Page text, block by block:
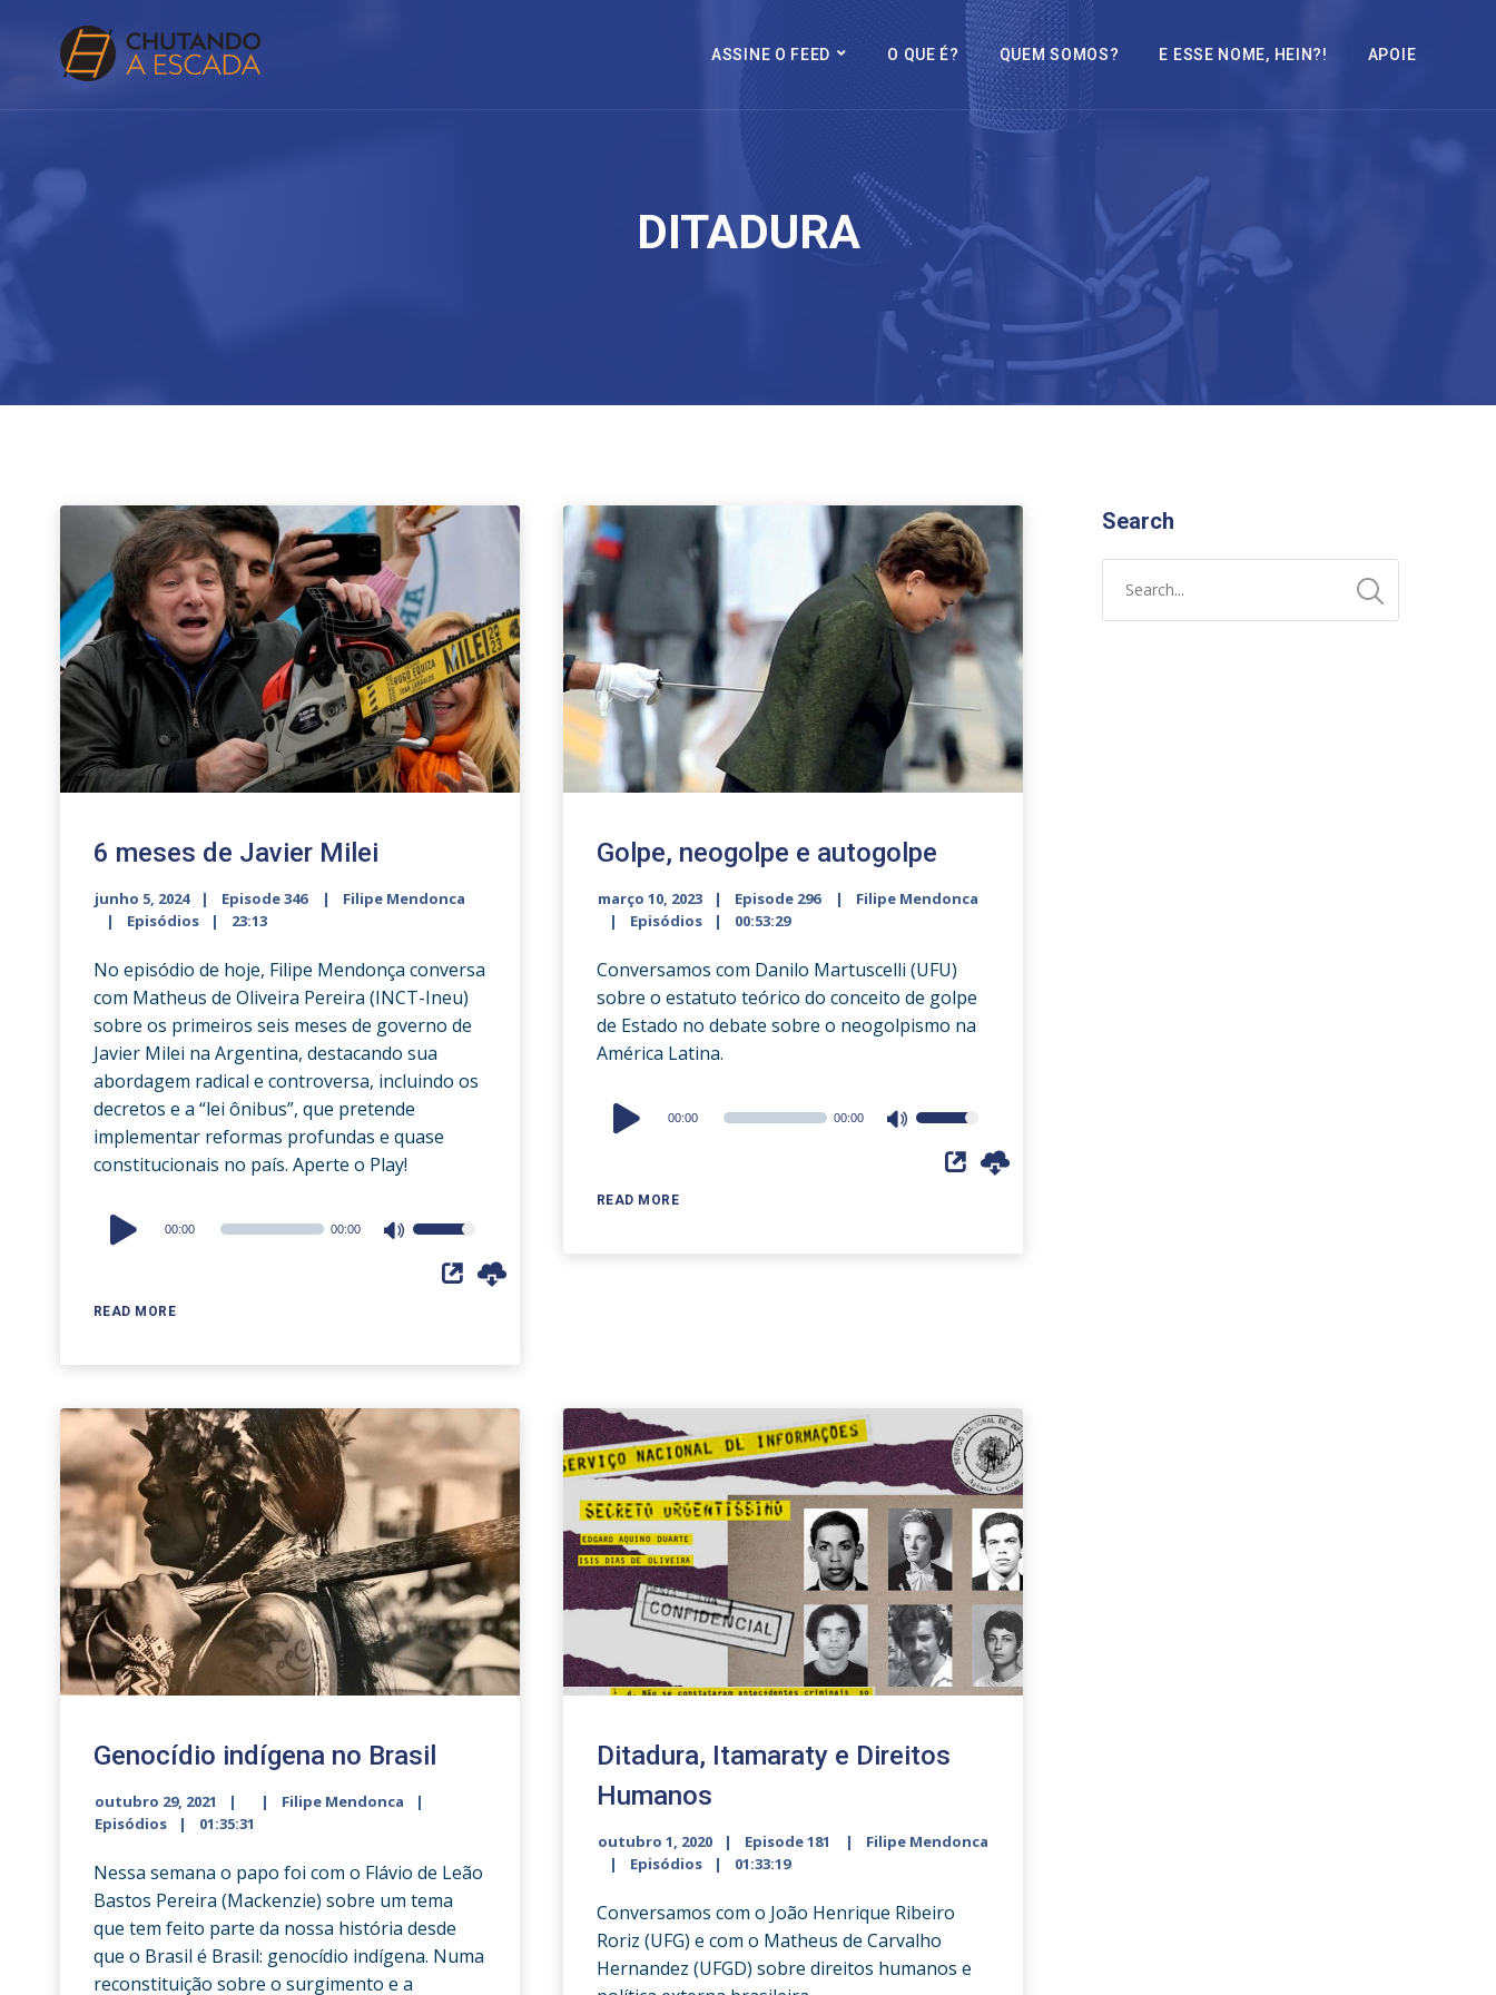
ASSINE O FEED O QUE É? QUEM SOMOS? E ESSE NOME, HEIN?! APOIE
DITADURA
6 meses de Javier Milei
junho 5, 2024 Episode 346
Filipe Mendonca
Episódios
23:13
No episódio de hoje, Filipe Mendonça conversa
com Matheus de Oliveira Pereira (INCT-Ineu)
sobre os primeiros seis meses de governo de
Javier Milei na Argentina, destacando sua
abordagem radical e controversa, incluindo os
decretos e a “lei ônibus”, que pretende
implementar reformas profundas e quase
constitucionais no país. Aperte o Play!
READ MORE
Audio
Player
00:00 00:00
Use
Up/Down
decrease
volume.
Golpe, neogolpe e autogolpe
março 10, 2023 Episode 296
Filipe Mendonca
Episódios
00:53:29
Conversamos com Danilo Martuscelli (UFU)
sobre o estatuto teórico do conceito de golpe
de Estado no debate sobre o neogolpismo na
América Latina.
READ MORE
Audio
Player
00:00 00:00
Use
Up/Down
Genocídio indígena no Brasil
outubro 29, 2021
Filipe Mendonca
Episódios
01:35:31
Nessa semana o papo foi com o Flávio de Leão
Bastos Pereira (Mackenzie) sobre um tema
que tem feito parte da nossa história desde
que o Brasil é Brasil: genocídio indígena. Numa
reconstituição sobre o surgimento e a
Ditadura, Itamaraty e Direitos
Humanos
outubro 1, 2020 Episode 181
Filipe Mendonca
Episódios
01:33:19
Conversamos com o João Henrique Ribeiro
Roriz (UFG) e com o Matheus de Carvalho
Hernandez (UFGD) sobre direitos humanos e
Search